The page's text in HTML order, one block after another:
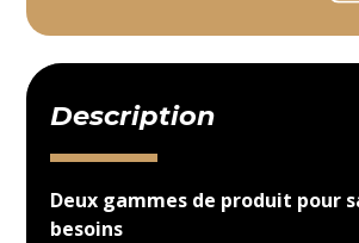
Description
Deux gammes de produit pour
besoins